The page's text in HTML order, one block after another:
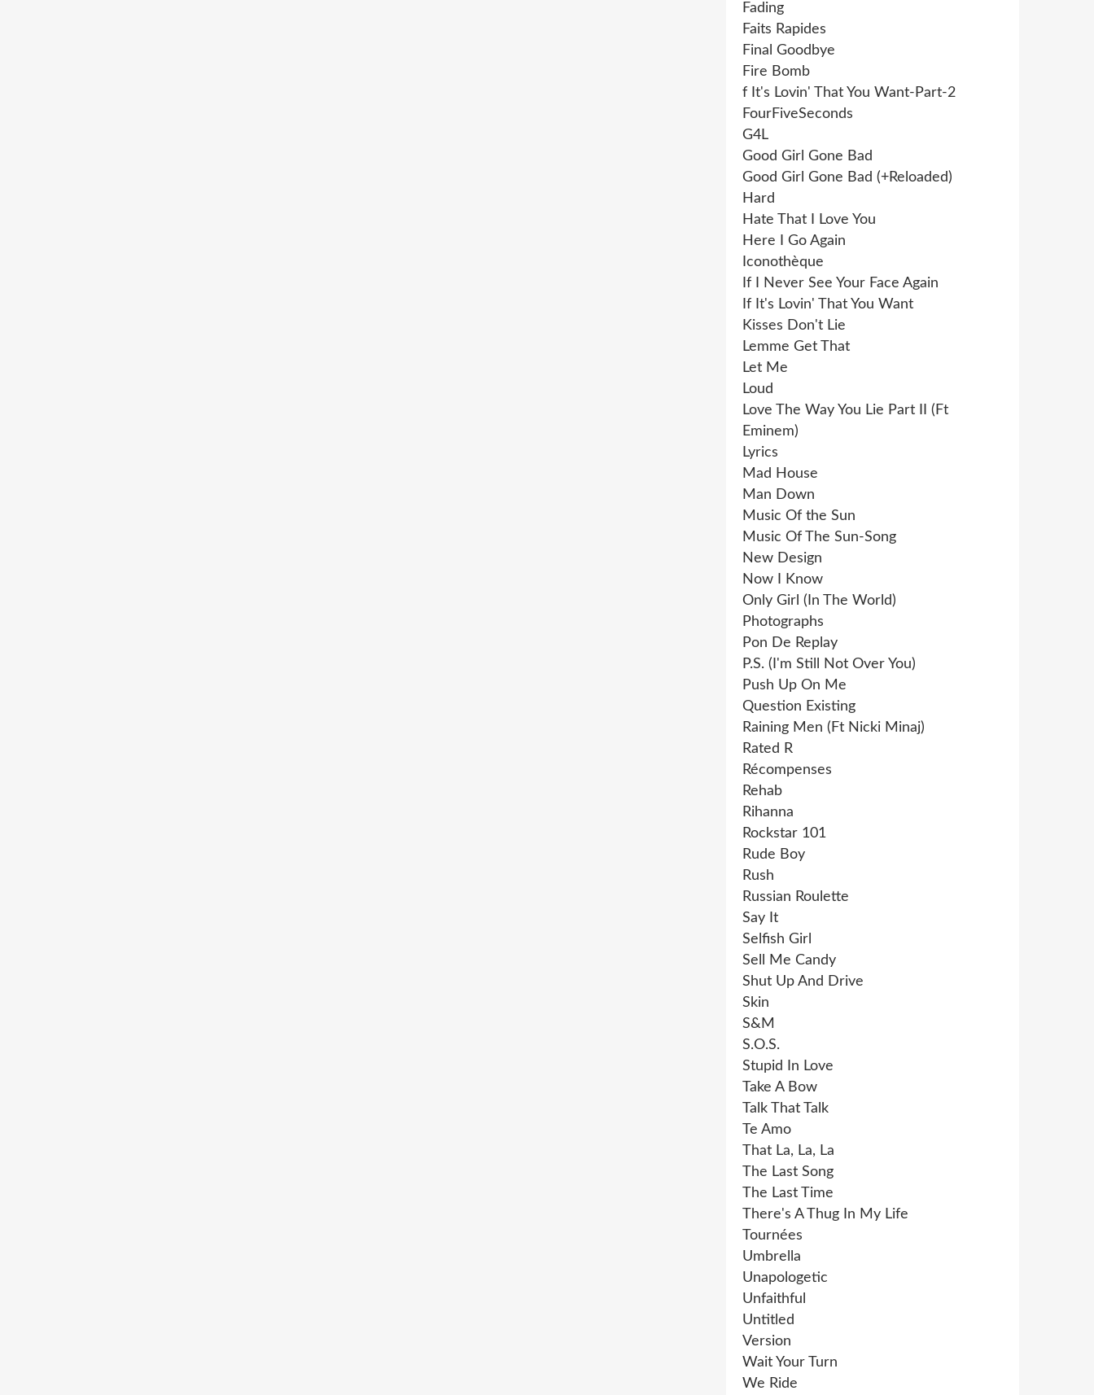
Fading
Faits Rapides
Final Goodbye
Fire Bomb
f It's Lovin' That You Want-Part-2
FourFiveSeconds
G4L
Good Girl Gone Bad
Good Girl Gone Bad (+Reloaded)
Hard
Hate That I Love You
Here I Go Again
Iconothèque
If I Never See Your Face Again
If It's Lovin' That You Want
Kisses Don't Lie
Lemme Get That
Let Me
Loud
Love The Way You Lie Part II (Ft
Eminem)
Lyrics
Mad House
Man Down
Music Of the Sun
Music Of The Sun-Song
New Design
Now I Know
Only Girl (In The World)
Photographs
Pon De Replay
P.S. (I'm Still Not Over You)
Push Up On Me
Question Existing
Raining Men (Ft Nicki Minaj)
Rated R
Récompenses
Rehab
Rihanna
Rockstar 101
Rude Boy
Rush
Russian Roulette
Say It
Selfish Girl
Sell Me Candy
Shut Up And Drive
Skin
S&M
S.O.S.
Stupid In Love
Take A Bow
Talk That Talk
Te Amo
That La, La, La
The Last Song
The Last Time
There's A Thug In My Life
Tournées
Umbrella
Unapologetic
Unfaithful
Untitled
Version
Wait Your Turn
We Ride